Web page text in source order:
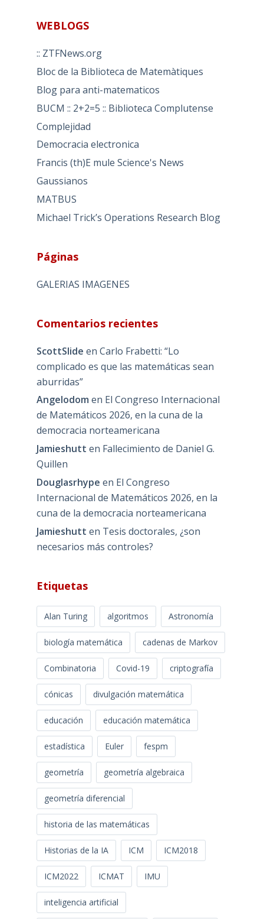
WEBLOGS
:: ZTFNews.org
Bloc de la Biblioteca de Matemàtiques
Blog para anti-matematicos
BUCM :: 2+2=5 :: Biblioteca Complutense
Complejidad
Democracia electronica
Francis (th)E mule Science's News
Gaussianos
MATBUS
Michael Trick’s Operations Research Blog
Páginas
GALERIAS IMAGENES
Comentarios recientes
ScottSlide en Carlo Frabetti: “Lo
complicado es que las matemáticas sean
aburridas”
Angelodom en El Congreso Internacional
de Matemáticos 2026, en la cuna de la
democracia norteamericana
Jamieshutt en Fallecimiento de Daniel G.
Quillen
Douglasrhype en El Congreso
Internacional de Matemáticos 2026, en la
cuna de la democracia norteamericana
Jamieshutt en Tesis doctorales, ¿son
necesarios más controles?
Etiquetas
Alan Turing algoritmos Astronomía
biología matemática cadenas de Markov
Combinatoria Covid-19 criptografía
cónicas divulgación matemática
educación educación matemática
estadística Euler fespm
geometría geometría algebraica
geometría diferencial
historia de las matemáticas
Historias de la IA ICM ICM2018
ICM2022 ICMAT IMU
inteligencia artificial